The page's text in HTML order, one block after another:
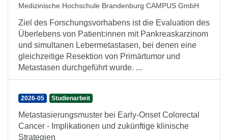
Medizinische Hochschule Brandenburg CAMPUS GmbH
Ziel des Forschungsvorhabens ist die Evaluation des
Überlebens von Patient:innen mit Pankreaskarzinom
und simultanen Lebermetastasen, bei denen eine
gleichzeitige Resektion von Primärtumor und
Metastasen durchgeführt wurde. ...
2026-05 Studienarbeit
Metastasierungsmuster bei Early-Onset Colorectal
Cancer - Implikationen und zukünftige klinische
Strategien